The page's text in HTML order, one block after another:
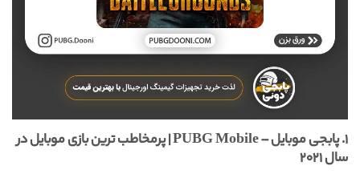
۱. پابجی موبایل – PUBG Mobile | پرمخاطب ترین بازی موبایل در
سال ۲۰۲۱